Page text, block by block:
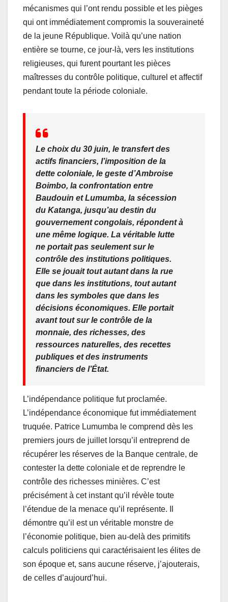
mécanismes qui l’ont rendu possible et les pièges
qui ont immédiatement compromis la souveraineté
de la jeune République. Voilà qu’une nation
entière se tourne, ce jour-là, vers les institutions
religieuses, qui furent pourtant les pièces
maîtresses du contrôle politique, culturel et affectif
pendant toute la période coloniale.
Le choix du 30 juin, le transfert des
actifs financiers, l’imposition de la
dette coloniale, le geste d’Ambroise
Boimbo, la confrontation entre
Baudouin et Lumumba, la sécession
du Katanga, jusqu’au destin du
gouvernement congolais, répondent à
une même logique. La véritable lutte
ne portait pas seulement sur le
contrôle des institutions politiques.
Elle se jouait tout autant dans la rue
que dans les institutions, tout autant
dans les symboles que dans les
décisions économiques. Elle portait
avant tout sur le contrôle de la
monnaie, des richesses, des
ressources naturelles, des recettes
publiques et des instruments
financiers de l’État.
L’indépendance politique fut proclamée.
L’indépendance économique fut immédiatement
truquée. Patrice Lumumba le comprend dès les
premiers jours de juillet lorsqu’il entreprend de
récupérer les réserves de la Banque centrale, de
contester la dette coloniale et de reprendre le
contrôle des richesses minières. C’est
précisément à cet instant qu’il révèle toute
l’étendue de la menace qu’il représente. Il
démontre qu’il est un véritable monstre de
l’économie politique, bien au-delà des primitifs
calculs politiciens qui caractérisaient les élites de
son époque et, sans aucune réserve, j’ajouterais,
de celles d’aujourd’hui.